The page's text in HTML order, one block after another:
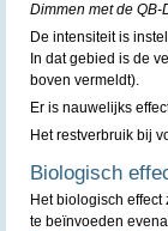
Dimmen met de
De intensiteit is
In dat gebied is de
boven vermeldt).
Er is nauwelijks
Het restverbruik bij
Biologisch
Het biologisch
te beïnvoeden